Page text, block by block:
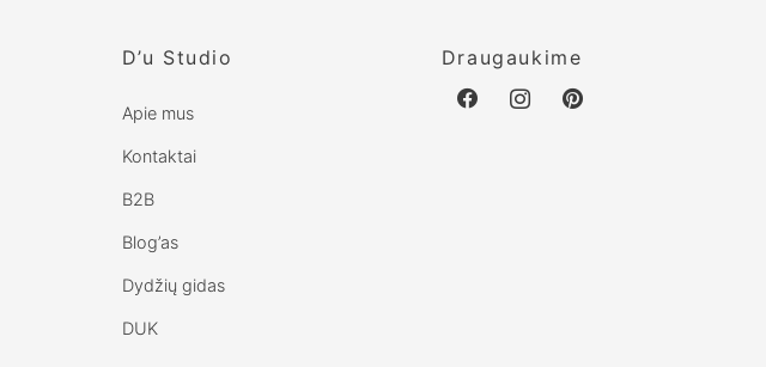
D’u Studio
Apie mus
Kontaktai
B2B
Blog’as
Dydžių gidas
DUK
Draugaukime